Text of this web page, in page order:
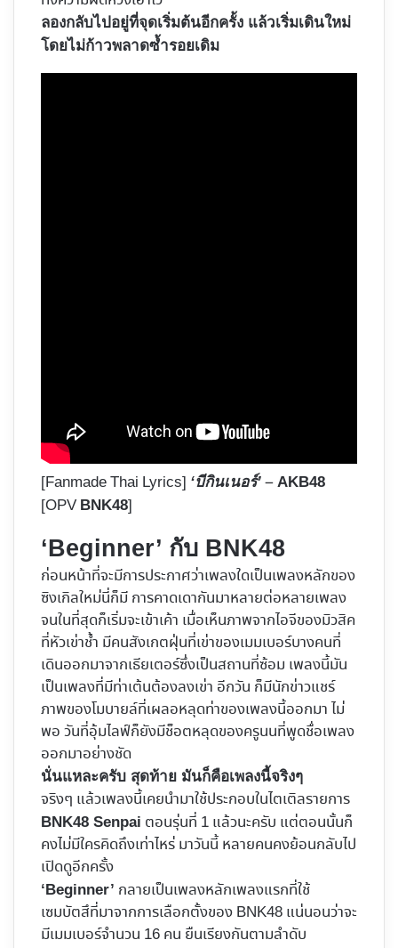
ลองกลับไปอยู่ที่จุดเริ่มต้นอีกครั้ง แล้วเริ่มเดินใหม่
โดยไม่ก้าวพลาดซ้ำรอยเดิม
[Fanmade Thai Lyrics] ‘บีกินเนอร์’ – AKB48
[OPV BNK48]
‘Beginner’ กับ BNK48
ก่อนหน้าที่จะมีการประกาศว่าเพลงใดเป็นเพลงหลักของ
ซิงเกิลใหม่นี่ก็มี การคาดเดากันมาหลายต่อหลายเพลง
จนในที่สุดก็เริ่มจะเข้าเค้า เมื่อเห็นภาพจากไอจีของมิวสิค
ที่หัวเข่าช้ำ มีคนสังเกตฝุ่นที่เข่าของเมมเบอร์บางคนที่
เดินออกมาจากเธียเตอร์ซึ่งเป็นสถานที่ซ้อม เพลงนี้มัน
เป็นเพลงที่มีท่าเต้นต้องลงเข่า อีกวัน ก็มีนักข่าวแชร์
ภาพของโมบายล์ที่เผลอหลุดท่าของเพลงนี้ออกมา ไม่
พอ วันที่อุ้มไลฟ์ก็ยังมีช็อตหลุดของครูนนที่พูดชื่อเพลง
ออกมาอย่างชัด
นั่นแหละครับ สุดท้าย มันก็คือเพลงนี้จริงๆ
จริงๆ แล้วเพลงนี้เคยนำมาใช้ประกอบในไตเติลรายการ
BNK48 Senpai ตอนรุ่นที่ 1 แล้วนะครับ แต่ตอนนั้นก็
คงไม่มีใครคิดถึงเท่าไหร่ มาวันนี้ หลายคนคงย้อนกลับไป
เปิดดูอีกครั้ง
‘Beginner’ กลายเป็นเพลงหลักเพลงแรกที่ใช้
เซมบัตสึที่มาจากการเลือกตั้งของ BNK48 แน่นอนว่าจะ
มีเมมเบอร์จำนวน 16 คน ยืนเรียงกันตามลำดับ